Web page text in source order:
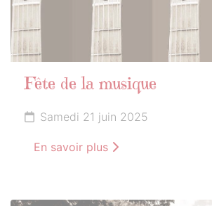
Fête de la musique
Samedi 21 juin 2025
En savoir plus